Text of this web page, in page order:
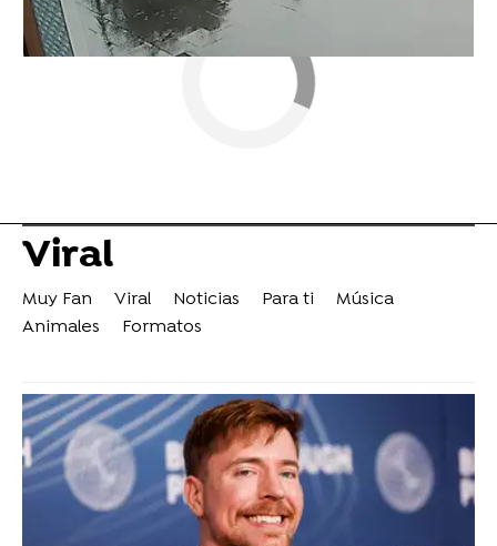
Viral
Muy Fan Viral Noticias Para ti
Música
Animales
Formatos